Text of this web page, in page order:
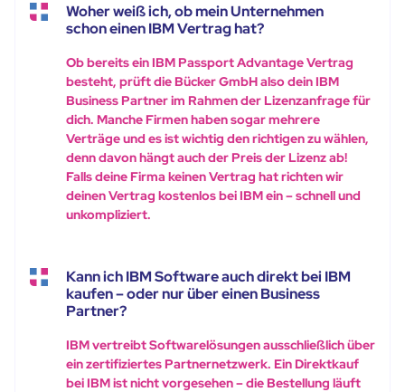
Woher weiß ich, ob mein Unternehmen
schon einen IBM Vertrag hat?
Ob bereits ein IBM Passport Advantage Vertrag
besteht, prüft die Bücker GmbH also dein IBM
Business Partner im Rahmen der Lizenzanfrage für
dich. Manche Firmen haben sogar mehrere
Verträge und es ist wichtig den richtigen zu wählen,
denn davon hängt auch der Preis der Lizenz ab!
Falls deine Firma keinen Vertrag hat richten wir
deinen Vertrag kostenlos bei IBM ein – schnell und
unkompliziert.
Kann ich IBM Software auch direkt bei IBM
kaufen – oder nur über einen Business
Partner?
IBM vertreibt Softwarelösungen ausschließlich über
ein zertifiziertes Partnernetzwerk. Ein Direktkauf
bei IBM ist nicht vorgesehen – die Bestellung läuft